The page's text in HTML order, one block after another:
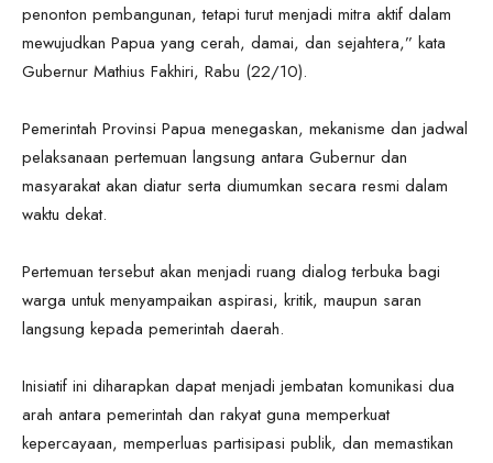
penonton pembangunan, tetapi turut menjadi mitra aktif dalam
mewujudkan Papua yang cerah, damai, dan sejahtera,” kata
Gubernur Mathius Fakhiri, Rabu (22/10).
Pemerintah Provinsi Papua menegaskan, mekanisme dan jadwal
pelaksanaan pertemuan langsung antara Gubernur dan
masyarakat akan diatur serta diumumkan secara resmi dalam
waktu dekat.
Pertemuan tersebut akan menjadi ruang dialog terbuka bagi
warga untuk menyampaikan aspirasi, kritik, maupun saran
langsung kepada pemerintah daerah.
Inisiatif ini diharapkan dapat menjadi jembatan komunikasi dua
arah antara pemerintah dan rakyat guna memperkuat
kepercayaan, memperluas partisipasi publik, dan memastikan